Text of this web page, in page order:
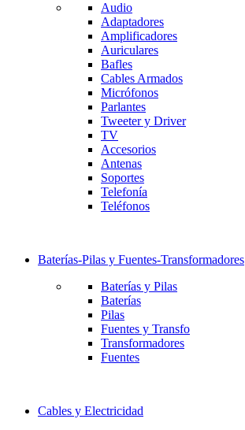
Audio
Adaptadores
Amplificadores
Auriculares
Bafles
Cables Armados
Micrófonos
Parlantes
Tweeter y Driver
TV
Accesorios
Antenas
Soportes
Telefonía
Teléfonos
Baterías-Pilas y Fuentes-Transformadores
Baterías y Pilas
Baterías
Pilas
Fuentes y Transfo
Transformadores
Fuentes
Cables y Electricidad